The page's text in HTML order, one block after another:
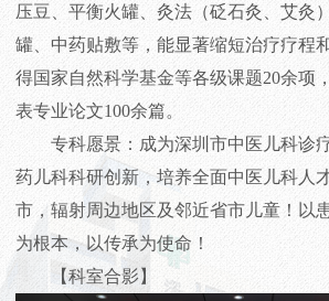
压豆、平衡火罐、灸法（砭石灸、艾灸
罐、中药贴敷等，能显著缩短治疗疗程
得国家自然科学基金等各级课题20余项
表专业论文100余篇。
专科愿景：成为深圳市中医儿科诊
药儿科科研创新，培养全面中医儿科人
市，辐射周边地区及邻近省市儿童！以
为根本，以传承为使命！
【科室合影】